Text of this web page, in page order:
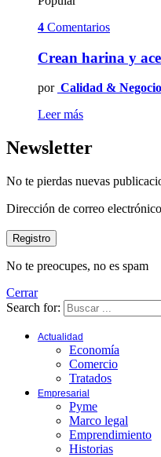
4 Comentarios
Crean harina y
por Calidad &
Leer más
Newsletter
No te pierdas nuevas
Dirección de correo
No te preocupes, no es spam
Cerrar
Search for:
Actualidad
Economía
Comercio
Tratados
Empresarial
Pyme
Marco legal
Emprendimiento
Historias